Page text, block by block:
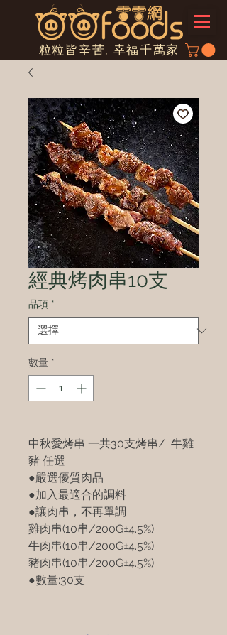
粒粒皆辛苦, 幸福千萬家
經典烤肉串10支
品項 *
數量 *
中秋愛烤串 一共30支烤串/ 牛雞
豬 任選
●嚴選優質肉品
●加入最適合的調料
●讓肉串，不再單調
雞肉串(10串/200G±4.5%)
牛肉串(10串/200G±4.5%)
豬肉串(10串/200G±4.5%)
●數量:30支